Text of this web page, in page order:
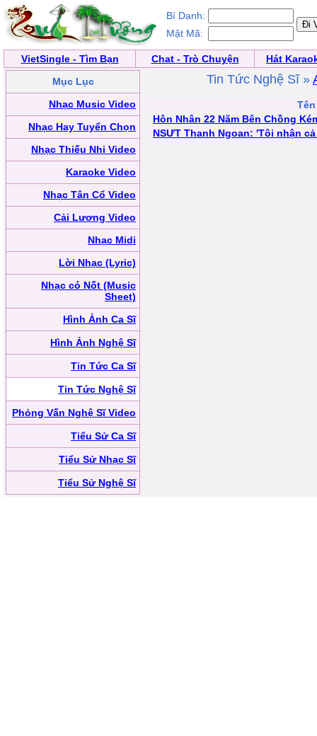
Bí Danh:
Mật Mã:
VietSingle - Tìm Bạn Chat - Trò Chuyện
Hát
Mục Lục
Nhạc Music Video
Nhạc Hay Tuyển Chọn
Nhạc Thiếu Nhi Video
Karaoke Video
Nhạc Tân Cổ Video
Cải Lương Video
Nhạc Midi
Lời Nhạc (Lyric)
Nhạc có Nốt (Music
Sheet)
Hình Ảnh Ca Sĩ
Hình Ảnh Nghệ Sĩ
Tin Tức Ca Sĩ
Tin Tức Nghệ Sĩ
Phỏng Vấn Nghệ Sĩ Video
Tiểu Sử Ca Sĩ
Tiểu Sử Nhạc Sĩ
Tiểu Sử Nghệ Sĩ
Tin Tức Nghệ Sĩ »
Hôn Nhân 22 Năm Bên Chồng
NSƯT Thanh Ngoan: 'Tôi nhận